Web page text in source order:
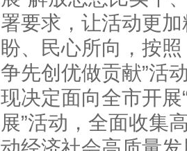
署要求，让活动更
盼、民心所向，按
争先创优做贡献”活
现决定面向全市开
展”活动，全面收集